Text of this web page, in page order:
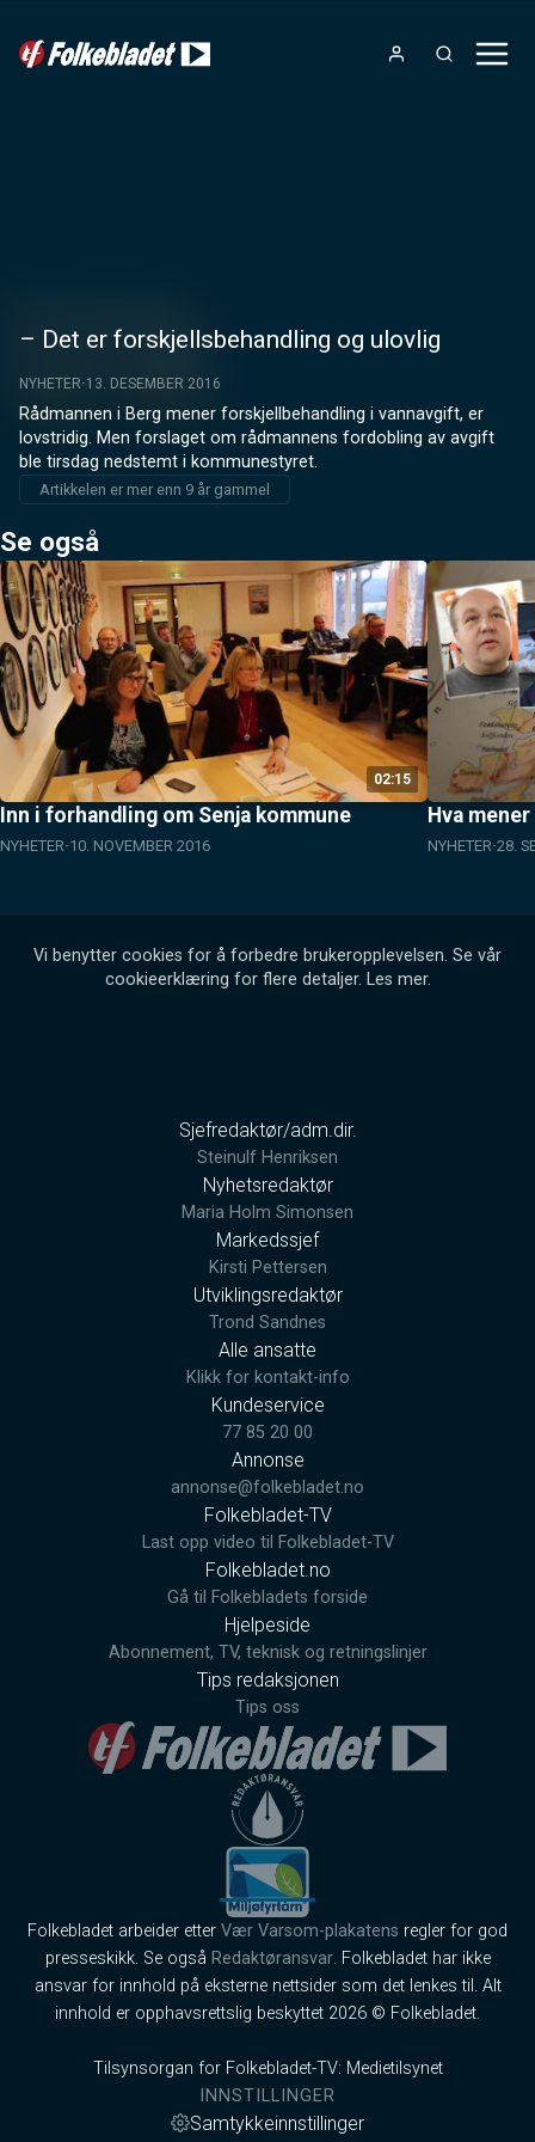
– Det er forskjellsbehandling og ulovlig
NYHETER 13. DESEMBER 2016
Rådmannen i Berg mener forskjellbehandling i vannavgift, er
lovstridig. Men forslaget om rådmannens fordobling av avgift
ble tirsdag nedstemt i kommunestyret.
Artikkelen er mer enn 9 år gammel
Se også
02:15
Inn i forhandling om Senja kommune
NYHETER 10. NOVEMBER 2016
Hva
NYHETER 28.
Vi benytter cookies for å forbedre brukeropplevelsen. Se vår
cookieerklæring for flere detaljer. Les mer.
Sjefredaktør/adm.dir.
Steinulf Henriksen
Nyhetsredaktør
Maria Holm Simonsen
Markedssjef
Kirsti Pettersen
Utviklingsredaktør
Trond Sandnes
Alle ansatte
Klikk for kontakt-info
Kundeservice
77 85 20 00
Annonse
annonse@folkebladet.no
Folkebladet-TV
Last opp video til Folkebladet-TV
Folkebladet.no
Gå til Folkebladets forside
Hjelpeside
Abonnement, TV, teknisk og retningslinjer
Tips redaksjonen
Tips oss
Folkebladet arbeider etter Vær Varsom-plakatens regler for god
presseskikk. Se også Redaktøransvar. Folkebladet har ikke
ansvar for innhold på eksterne nettsider som det lenkes til. Alt
innhold er opphavsrettslig beskyttet 2026 © Folkebladet.
Tilsynsorgan for Folkebladet-TV: Medietilsynet
INNSTILLINGER
Samtykkeinnstillinger